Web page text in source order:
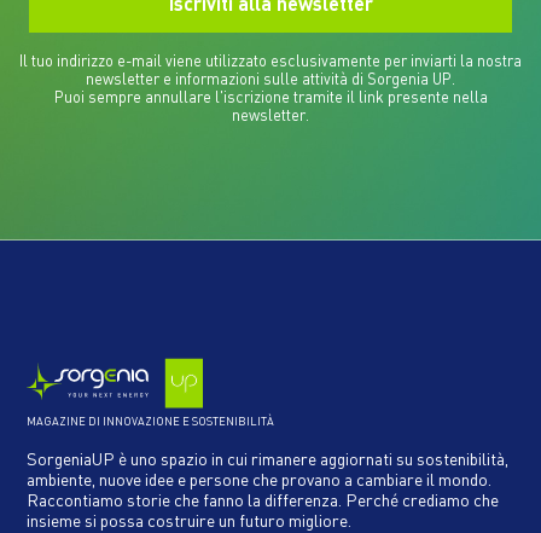
Il tuo indirizzo e-mail viene utilizzato esclusivamente per inviarti la nostra
newsletter e informazioni sulle attività di Sorgenia UP.
Puoi sempre annullare l'iscrizione tramite il link presente nella
newsletter.
MAGAZINE DI INNOVAZIONE E SOSTENIBILITÀ
SorgeniaUP è uno spazio in cui rimanere aggiornati su sostenibilità,
ambiente, nuove idee e persone che provano a cambiare il mondo.
Raccontiamo storie che fanno la differenza. Perché crediamo che
insieme si possa costruire un futuro migliore.